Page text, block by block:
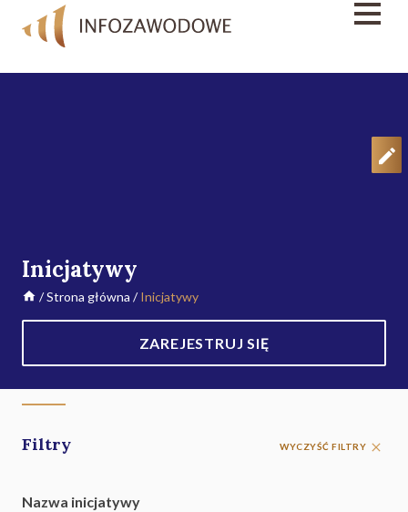
Inicjatywy
/Strona główna /Inicjatywy
ZAREJESTRUJ SIĘ
Filtry WYCZYŚĆ FILTRY
Nazwa inicjatywy